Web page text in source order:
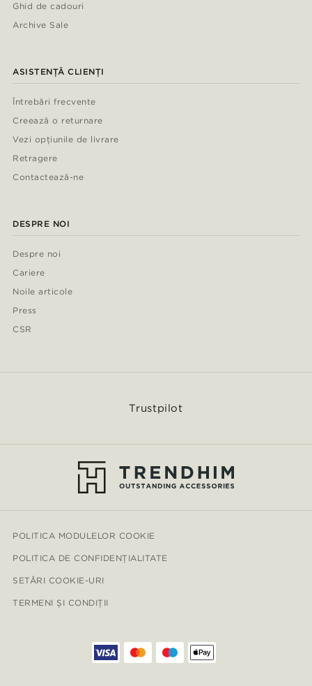
Ghid de cadouri
Archive Sale
ASISTENȚĂ CLIENȚI
Întrebări frecvente
Creează o returnare
Vezi opțiunile de livrare
Retragere
Contactează-ne
DESPRE NOI
Despre noi
Cariere
Noile articole
Press
CSR
Trustpilot
POLITICA MODULELOR COOKIE
POLITICA DE CONFIDENȚIALITATE
SETĂRI COOKIE-URI
TERMENI ȘI CONDIȚII